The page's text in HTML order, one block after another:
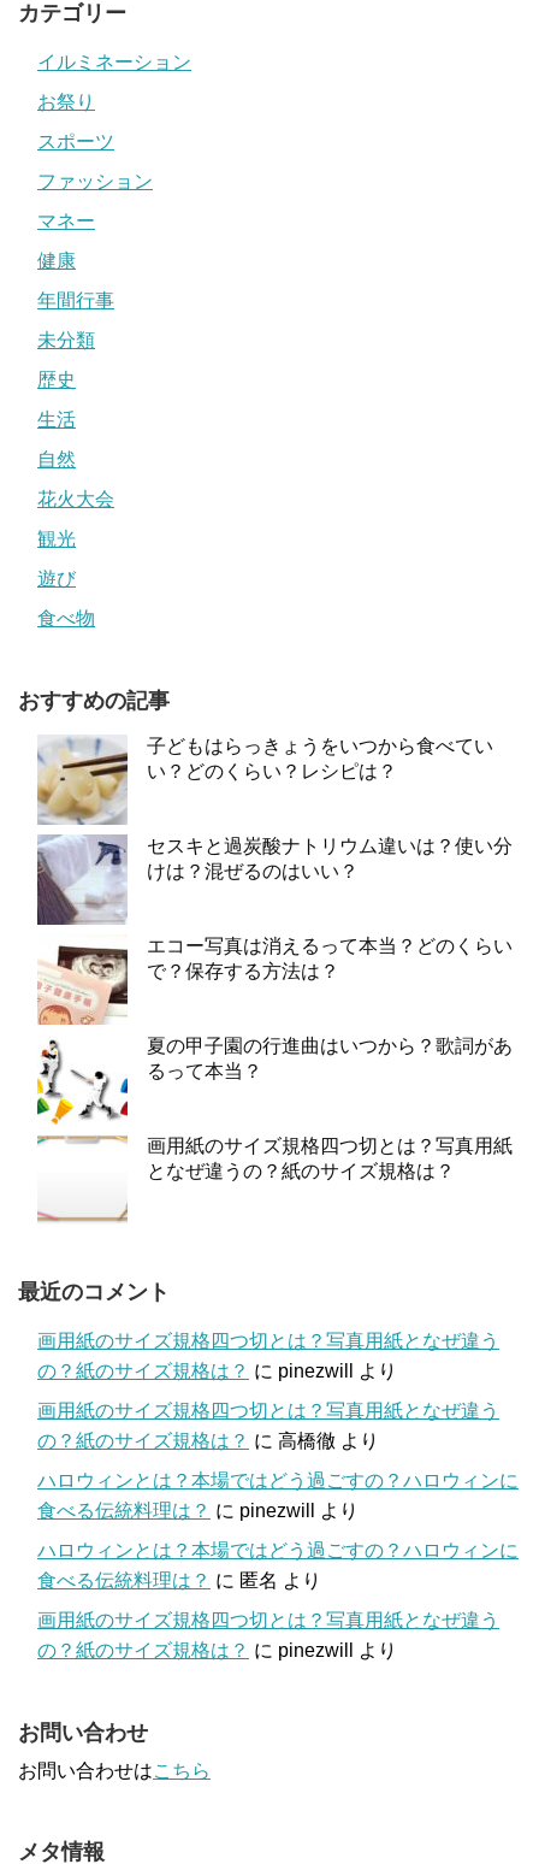
カテゴリー
イルミネーション
お祭り
スポーツ
ファッション
マネー
健康
年間行事
未分類
歴史
生活
自然
花火大会
観光
遊び
食べ物
おすすめの記事
子どもはらっきょうをいつから食べてい
い？どのくらい？レシピは？
セスキと過炭酸ナトリウム違いは？使い分
けは？混ぜるのはいい？
エコー写真は消えるって本当？どのくらい
で？保存する方法は？
夏の甲子園の行進曲はいつから？歌詞があ
るって本当？
画用紙のサイズ規格四つ切とは？写真用紙
となぜ違うの？紙のサイズ規格は？
最近のコメント
画用紙のサイズ規格四つ切とは？写真用紙となぜ違う
の？紙のサイズ規格は？ に pinezwill
より
画用紙のサイズ規格四つ切とは？写真用紙となぜ違う
の？紙のサイズ規格は？ に 高橋徹 より
ハロウィンとは？本場ではどう過ごすの？ハロウィンに
食べる伝統料理は？ に pinezwill
より
ハロウィンとは？本場ではどう過ごすの？ハロウィンに
食べる伝統料理は？ に 匿名 より
画用紙のサイズ規格四つ切とは？写真用紙となぜ違う
の？紙のサイズ規格は？ に pinezwill より
お問い合わせ
お問い合わせはこちら
メタ情報